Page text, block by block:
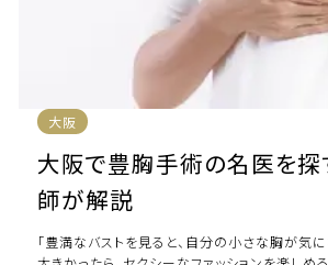
大阪
大阪で豊胸手術の名医を探
師が解説
「豊満なバストを見ると、自分の小さな胸が気